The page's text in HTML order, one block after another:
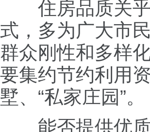
住房品质关乎
式，多为广大市
群众刚性和多样
要集约节约利用
墅、“私家庄园”。
能否提供优质